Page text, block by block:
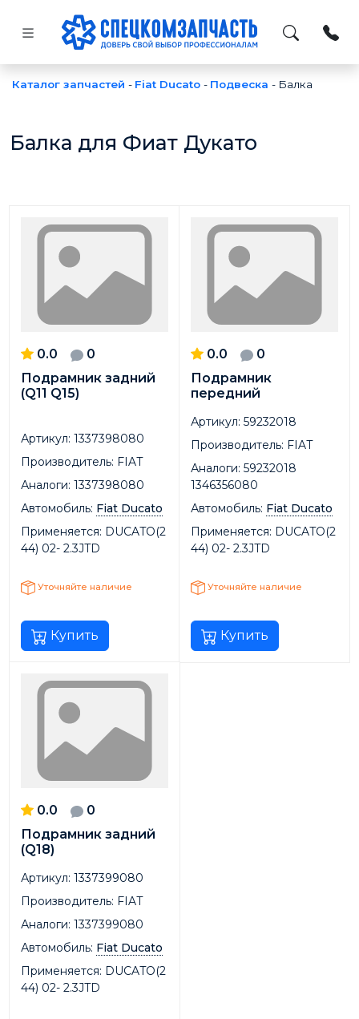
Каталог запчастей - Fiat Ducato - Подвеска - Балка
Балка для Фиат Дукато
0.0
0
Подрамник задний
(Q11 Q15)
Артикул: 1337398080
Производитель: FIAT
Аналоги: 1337398080
Автомобиль: Fiat Ducato
Применяется: DUCATO(2
44) 02- 2.3JTD
Уточняйте наличие
Купить
0.0
0
Подрамник
передний
Артикул: 59232018
Производитель: FIAT
Аналоги: 59232018
1346356080
Автомобиль: Fiat Ducato
Применяется: DUCATO(2
44) 02- 2.3JTD
Уточняйте наличие
Купить
0.0
0
Подрамник задний
(Q18)
Артикул: 1337399080
Производитель: FIAT
Аналоги: 1337399080
Автомобиль: Fiat Ducato
Применяется: DUCATO(2
44) 02- 2.3JTD